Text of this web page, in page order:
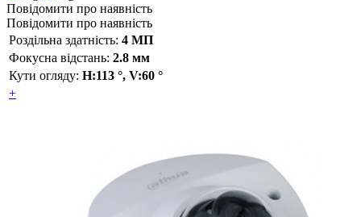
Повідомити про наявність
Повідомити про наявність
Роздільна здатність: 4 МП
Фокусна відстань: 2.8 мм
Кути огляду: H:113 °, V:60 °
+